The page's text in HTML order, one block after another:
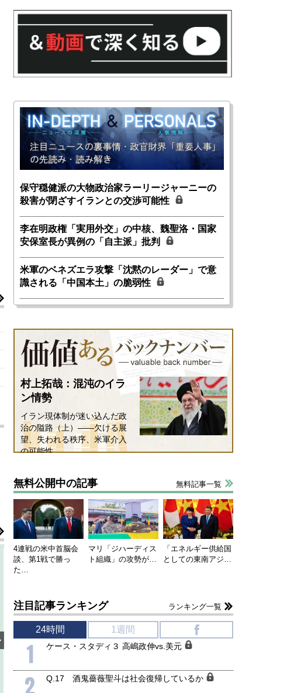
韓国にも理解してほしい「極東
1905年体制」における日米韓安
全保障協力の意味
千々和泰明
2026年5月15日
ホルムズ海峡危機で加速したエ
ネルギー転換が「中国依存」に
小山堅
2026年5月14日
保守穏健派の大物政治家ラーリージャーニーの
殺害が閉ざすイランとの交渉可能性
李在明政権「実用外交」の中核、魏聖洛・国家
安保室長が異例の「自主派」批判
米軍のベネズエラ攻撃「沈黙のレーダー」で意
識される「中国本土」の脆弱性
村上拓哉：混沌のイラ
ン情勢
イラン現体制が迷い込んだ政
治の隘路（上）――欠ける展
望、失われる秩序、米軍介入
の可能性
無料公開中の記事 無料記事一覧
4連戦の米中首脳会
談、第1戦で勝っ
た…
マリ「ジハーディス
ト組織」の攻勢が…
「エネルギー供給国
としての東南アジ…
注目記事ランキング ランキング一覧
24時間 1週間
1 ケース・スタディ３ 高嶋政伸vs.美元
Q.17 酒鬼薔薇聖斗は社会復帰しているか